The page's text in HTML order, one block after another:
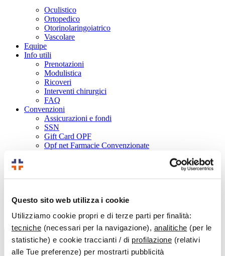
Questo sito web utilizza i cookie
Utilizziamo cookie propri e di terze parti per finalità:
tecniche (necessari per la navigazione), analitiche (per le
statistiche) e cookie traccianti / di profilazione (relativi
alle Tue preferenze) per mostrarti pubblicità
Oculistico
Ortopedico
Otorinolaringoiatrico
Vascolare
Equipe
Info utili
Prenotazioni
Modulistica
Ricoveri
Interventi chirurgici
FAQ
Convenzioni
Assicurazioni e fondi
SSN
Gift Card OPF
Opf net Farmacie Convenzionate
Contatti